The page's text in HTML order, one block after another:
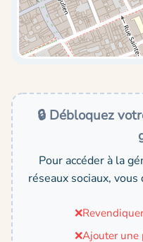
🔒 Débloquez
Pour accéder à la
réseaux sociaux,
❌
❌Ajouter une